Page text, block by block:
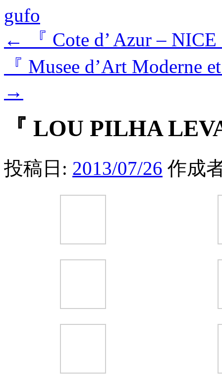
gufo
←
『 Cote d’ Azur –
『 Musee d’Art Moderne
→
『 LOU PILHA
投稿日: 2013/07/26 作成